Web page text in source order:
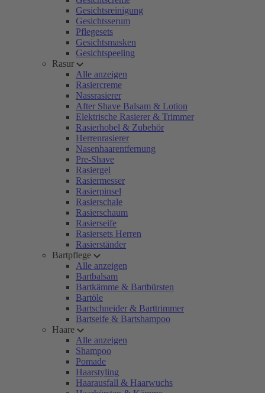
Gesichtsreinigung
Gesichtsserum
Pflegesets
Gesichtsmasken
Gesichtspeeling
Rasur
Alle anzeigen
Rasiercreme
Nassrasierer
After Shave Balsam & Lotion
Elektrische Rasierer & Trimmer
Rasierhobel & Zubehör
Herrenrasierer
Nasenhaarentfernung
Pre-Shave
Rasiergel
Rasiermesser
Rasierpinsel
Rasierschale
Rasierschaum
Rasierseife
Rasiersets Herren
Rasierständer
Bartpflege
Alle anzeigen
Bartbalsam
Bartkämme & Bartbürsten
Bartöle
Bartschneider & Barttrimmer
Bartseife & Bartshampoo
Haare
Alle anzeigen
Shampoo
Pomade
Haarstyling
Haarausfall & Haarwuchs